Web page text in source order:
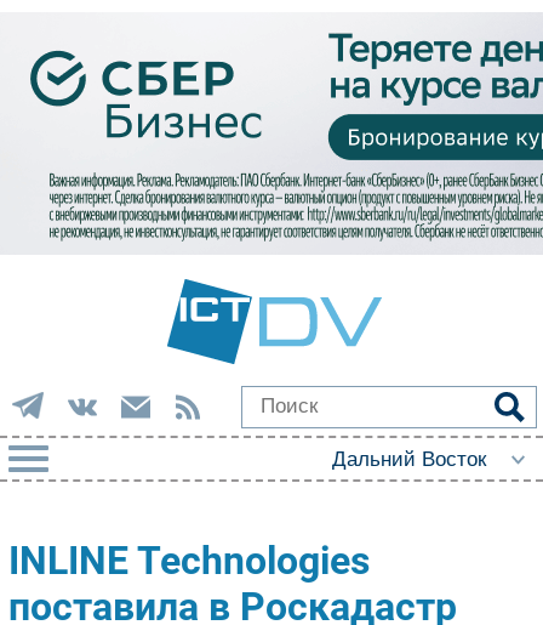
Импорто­замещение
Автоматизация Промышленности
INLINE Technologies
поставила в Роскадастр